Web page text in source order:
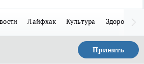
Лайфхак Культура Здоровье
Принять